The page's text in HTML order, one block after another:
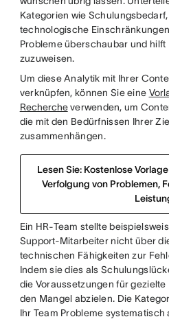
Kategorien wie
technologische
Probleme überschaubar und
zuzuweisen.
Um diese Analytik mit Ihrer
verknüpfen, können Sie eine
Rechercheverwenden, um
die mit den Bedürfnissen Ihrer
zusammenhängen.
Lesen Sie: Kostenlose
Verfolgung von Problemen,
Ein HR-Team stellte
Support-Mitarbeiter nicht über
technischen Fähigkeiten zur
Indem sie dies als
die Voraussetzungen für
den Mangel abzielen. Die
Ihr Team Probleme